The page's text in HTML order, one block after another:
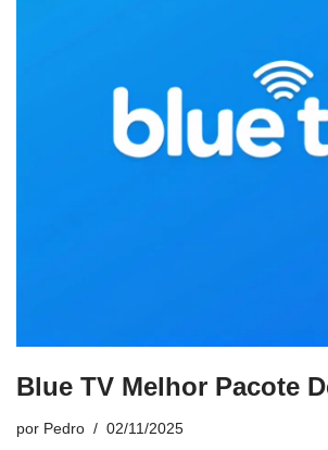
Blue TV Melhor Pacote
por Pedro 02/11/2025